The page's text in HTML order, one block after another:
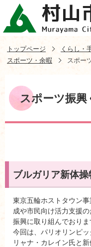
トップページ くらし・
スポーツ・余暇
スポー
スポーツ振興
ブルガリア新体
東京五輪ホストタウン
成や市民向け活力支援
振興に取り組んでおりま
今回は、パリオリンピ
リャナ・カレイン氏と